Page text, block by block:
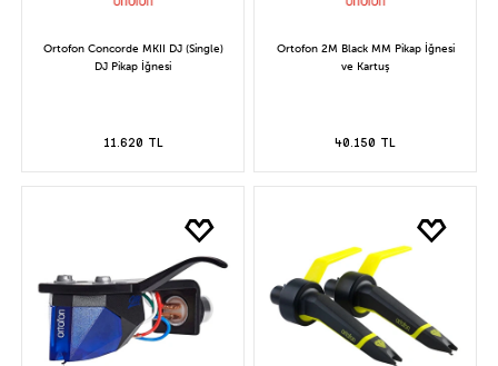
Ortofon Concorde MKII DJ (Single)
DJ Pikap İğnesi
11.620 TL
Ortofon 2M Black MM Pikap İğnesi
ve Kartuş
40.150 TL